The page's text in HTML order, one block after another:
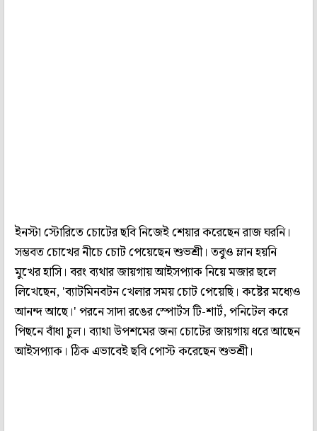
ইনস্টা স্টোরিতে চোটের ছবি নিজেই শেয়ার করেছেন রাজ ঘরনি।
সম্ভবত চোখের নীচে চোট পেয়েছেন শুভশ্রী। তবুও ম্লান হয়নি
মুখের হাসি। বরং ব্যথার জায়গায় আইসপ্যাক নিয়ে মজার ছলে
লিখেছেন, 'ব্যাটমিনবটন খেলার সময় চোট পেয়েছি। কষ্টের মধ্যেও
আনন্দ আছে।' পরনে সাদা রঙের স্পোর্টস টি-শার্ট, পনিটেল করে
পিছনে বাঁধা চুল। ব্যাথা উপশমের জন্য চোটের জায়গায় ধরে আছেন
আইসপ্যাক। ঠিক এভাবেই ছবি পোস্ট করেছেন শুভশ্রী।